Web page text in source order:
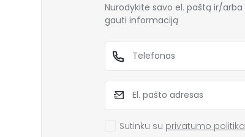
Nurodykite savo el. paštą ir/
gauti informaciją
Sutinku su privatumo politika